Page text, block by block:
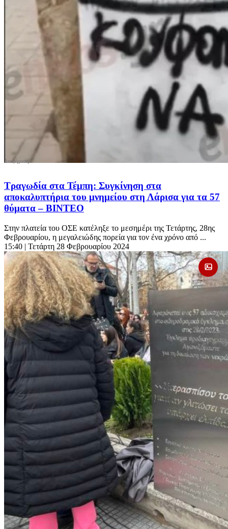
Τραγωδία στα Τέμπη: Συγκίνηση στα
αποκαλυπτήρια του μνημείου στη Λάρισα για τα 57
θύματα – ΒΙΝΤΕΟ
Στην πλατεία του ΟΣΕ κατέληξε το μεσημέρι της Τετάρτης, 28ης
Φεβρουαρίου, η μεγαλειώδης πορεία για τον ένα χρόνο από ...
15:40 | Τετάρτη 28 Φεβρουαρίου 2024